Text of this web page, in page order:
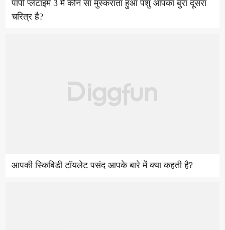
पॉपी प्लेटाइम 3 में कौन सा मुस्कराता हुआ पशु आपका बुरा दूसरा
चरित्र है?
आपकी स्किबिडी टॉयलेट पसंद आपके बारे में क्या कहती है?